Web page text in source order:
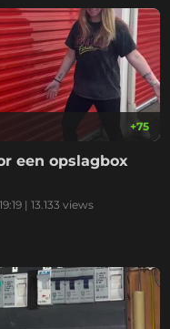
+75
een opslagbox
| 13.133 views